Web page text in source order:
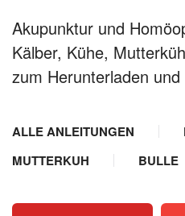
Akupunktur und
Kälber, Kühe,
zum Herunterladen
ALLE ANLEITUNGEN
MUTTERKUH
BULLE